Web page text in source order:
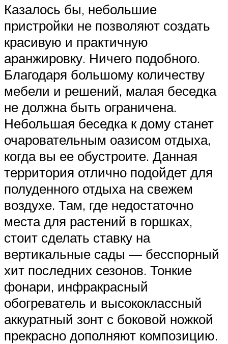
Казалось бы, небольшие
пристройки не позволяют создать
красивую и практичную
аранжировку. Ничего подобного.
Благодаря большому количеству
мебели и решений, малая беседка
не должна быть ограничена.
Небольшая беседка к дому станет
очаровательным оазисом отдыха,
когда вы ее обустроите. Данная
территория отлично подойдет для
полуденного отдыха на свежем
воздухе. Там, где недостаточно
места для растений в горшках,
стоит сделать ставку на
вертикальные сады — бесспорный
хит последних сезонов. Тонкие
фонари, инфракрасный
обогреватель и высококлассный
аккуратный зонт с боковой ножкой
прекрасно дополняют композицию.